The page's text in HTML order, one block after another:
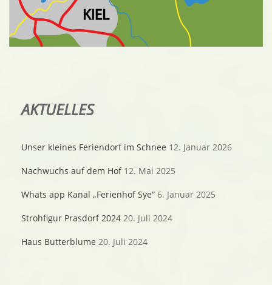
AKTUELLES
Unser kleines Feriendorf im Schnee 12. Januar 2026
Nachwuchs auf dem Hof 12. Mai 2025
Whats app Kanal „Ferienhof Sye“ 6. Januar 2025
Strohfigur Prasdorf 2024 20. Juli 2024
Haus Butterblume 20. Juli 2024